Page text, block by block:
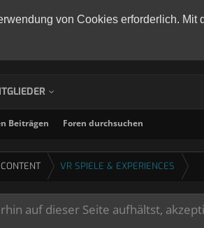
von Cookies erforderlich.
Beiträgen Foren durchsuchen
VR SPIELE & EXPERIENCES
auf dieser Seite aufhältst,